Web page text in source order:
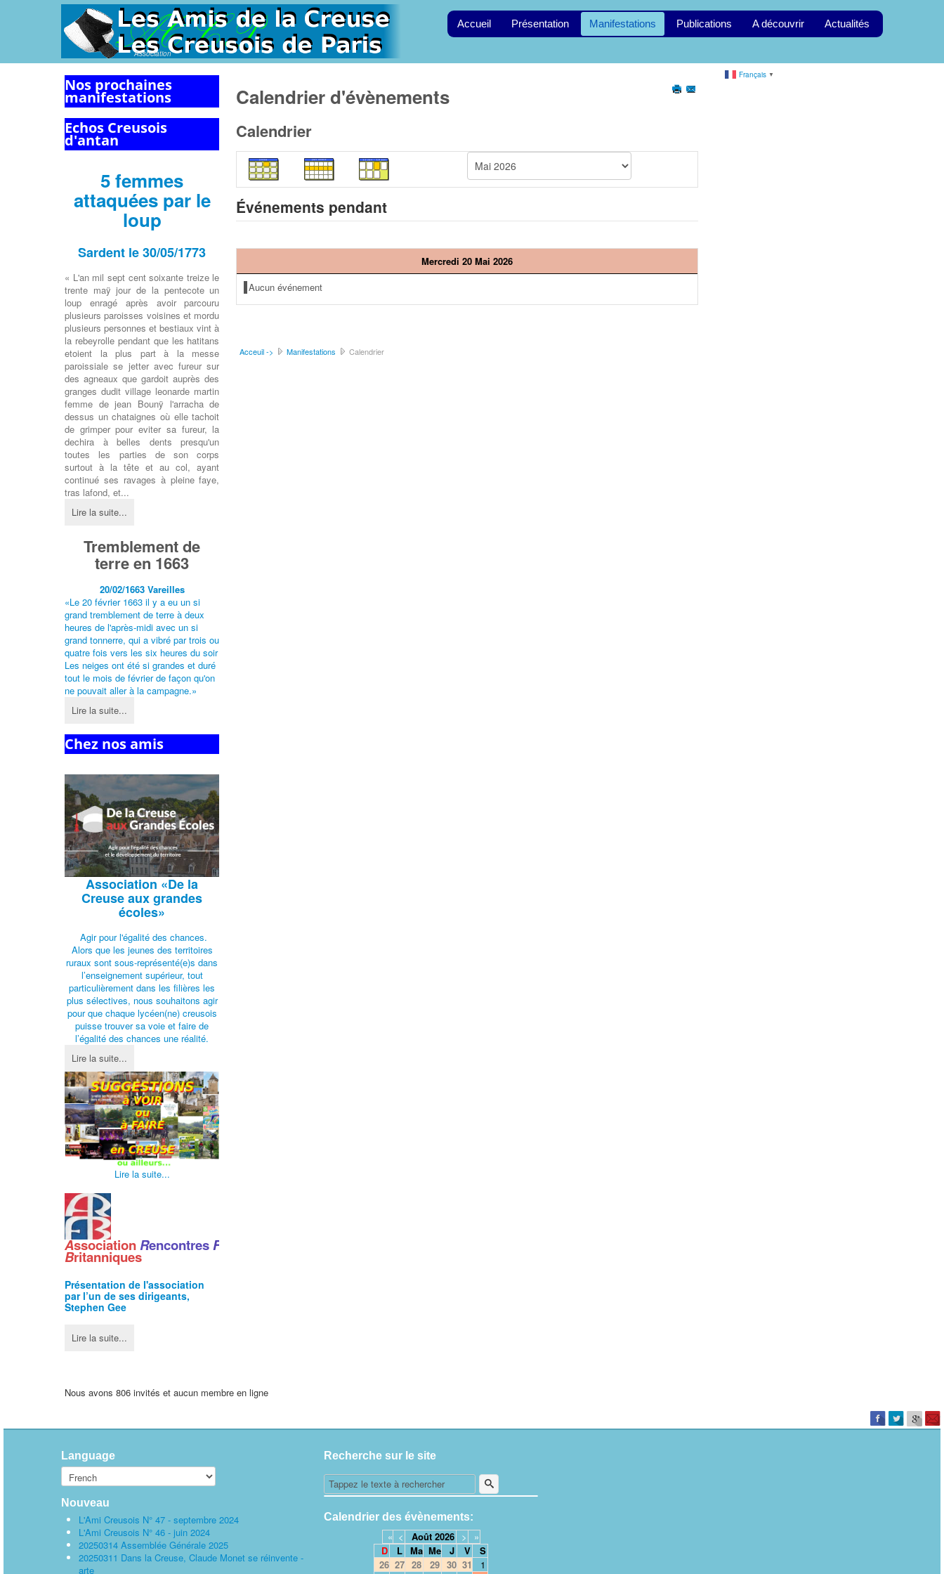
Association
Accueil Présentation Manifestations Publications A découvrir Actualités
Nos prochaines
manifestations
Echos Creusois
d'antan
5 femmes
attaquées par le
loup
Sardent le 30/05/1773
« L'an mil sept cent soixante treize le
trente maÿ jour de la pentecote un
loup enragé après avoir parcouru
plusieurs paroisses voisines et mordu
plusieurs personnes et bestiaux vint à
la rebeyrolle pendant que les hatitans
etoient la plus part à la messe
paroissiale se jetter avec fureur sur
des agneaux que gardoit auprès des
granges dudit village leonarde martin
femme de jean Bounÿ l'arracha de
dessus un chataignes où elle tachoit
de grimper pour eviter sa fureur, la
dechira à belles dents presqu'un
toutes les parties de son corps
surtout à la tête et au col, ayant
continué ses ravages à pleine faye,
tras lafond, et...
Lire la suite...
Tremblement de
terre en 1663
20/02/1663 Vareilles
«Le 20 février 1663 il y a eu un si
grand tremblement de terre à deux
heures de l'après-midi avec un si
grand tonnerre, qui a vibré par trois ou
quatre fois vers les six heures du soir
Les neiges ont été si grandes et duré
tout le mois de février de façon qu'on
ne pouvait aller à la campagne.»
Lire la suite...
Chez nos amis
Association «De la
Creuse aux grandes
écoles»
Agir pour l'égalité des chances.
Alors que les jeunes des territoires
ruraux sont sous-représenté(e)s dans
l’enseignement supérieur, tout
particulièrement dans les filières les
plus sélectives, nous souhaitons agir
pour que chaque lycéen(ne) creusois
puisse trouver sa voie et faire de
l’égalité des chances une réalité.
Lire la suite...
Lire la suite...
AssociationRencontresF
Britanniques
Présentation de l'association
par l’un de ses dirigeants,
Stephen Gee
Lire la suite...
Calendrier d'évènements
Calendrier
Événements pendant
Mercredi 20 Mai 2026
Aucun événement
Acceuil -> Manifestations Calendrier
Français ▼
Nous avons 806 invités et aucun membre en ligne
Language
Nouveau
L'Ami Creusois N° 47 - septembre 2024
L'Ami Creusois N° 46 - juin 2024
20250314 Assemblée Générale 2025
20250311 Dans la Creuse, Claude Monet se réinvente -
arte
Recherche sur le site
Calendrier des évènements:
« < Août 2026 >
»
D
L Ma Me J V
S
26 27 28 29 30 31
1